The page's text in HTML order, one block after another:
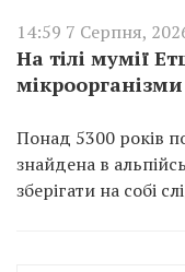
14:59 7 Серпня,
На тілі мумії
Понад 5300 років
знайдена в
зберігати на собі